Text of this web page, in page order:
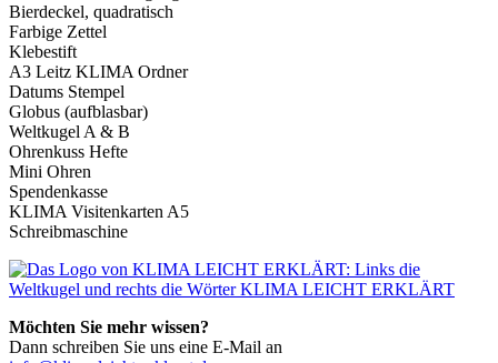
Bierdeckel, quadratisch
Farbige Zettel
Klebestift
A3 Leitz KLIMA Ordner
Datums Stempel
Globus (aufblasbar)
Weltkugel A & B
Ohrenkuss Hefte
Mini Ohren
Spendenkasse
KLIMA Visitenkarten A5
Schreibmaschine
Möchten Sie mehr wissen?
Dann schreiben Sie uns eine E-Mail an